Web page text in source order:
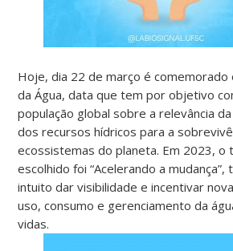
Hoje, dia 22 de março é comemorado
da Água, data que tem por objetivo
população global sobre a relevância
dos recursos hídricos para a
ecossistemas do planeta. Em 2023, o
escolhido foi “Acelerando a mudança”,
intuito dar visibilidade e incentivar
uso, consumo e gerenciamento da
vidas.